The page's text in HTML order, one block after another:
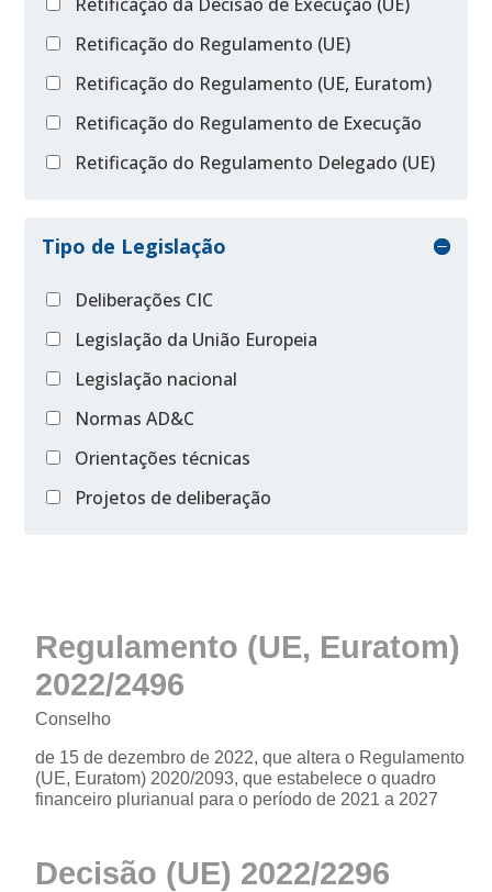
Retificação do Regulamento (UE)
Retificação do Regulamento (UE, Euratom)
Retificação do Regulamento de Execução
Retificação do Regulamento Delegado (UE)
Tipo de Legislação
Deliberações CIC
Legislação da União Europeia
Legislação nacional
Normas AD&C
Orientações técnicas
Projetos de deliberação
Regulamento (UE, Euratom)
2022/2496
Conselho
de 15 de dezembro de 2022, que altera o Regulamento
(UE, Euratom) 2020/2093, que estabelece o quadro
financeiro plurianual para o período de 2021 a 2027
Decisão (UE) 2022/2296